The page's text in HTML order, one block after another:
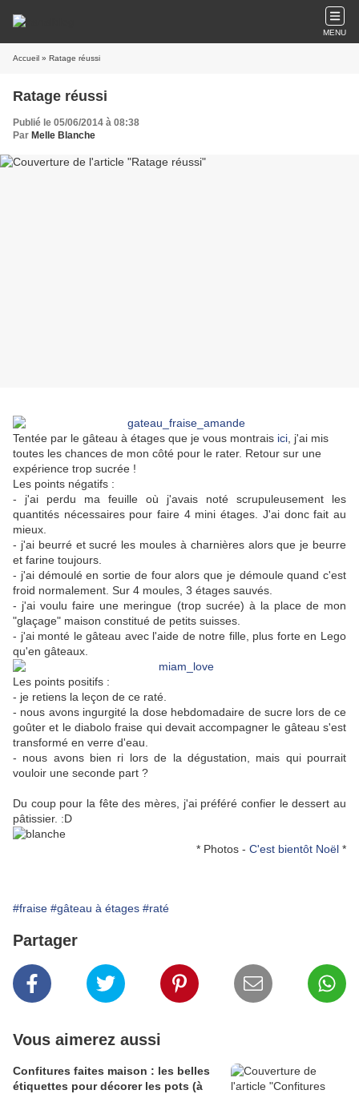
MENU
Accueil » Ratage réussi
Ratage réussi
Publié le 05/06/2014 à 08:38
Par Melle Blanche
Tentée par le gâteau à étages que je vous montrais ici , j'ai mis
toutes les chances de mon côté pour le rater. Retour sur une
expérience trop sucrée !
Les points négatifs :
- j'ai perdu ma feuille où j'avais noté scrupuleusement les
quantités nécessaires pour faire 4 mini étages. J'ai donc fait au
mieux.
- j'ai beurré et sucré les moules à charnières alors que je beurre
et farine toujours.
- j'ai démoulé en sortie de four alors que je démoule quand c'est
froid normalement. Sur 4 moules, 3 étages sauvés.
- j'ai voulu faire une meringue (trop sucrée) à la place de mon
"glaçage" maison constitué de petits suisses.
- j'ai monté le gâteau avec l'aide de notre fille, plus forte en Lego
qu'en gâteaux.
Les points positifs :
- je retiens la leçon de ce raté.
- nous avons ingurgité la dose hebdomadaire de sucre lors de ce
goûter et le diabolo fraise qui devait accompagner le gâteau s'est
transformé en verre d'eau.
- nous avons bien ri lors de la dégustation, mais qui pourrait
vouloir une seconde part ?
Du coup pour la fête des mères, j'ai préféré confier le dessert au
pâtissier. :D
* Photos - C'est bientôt Noël *
#fraise #gâteau à étages #raté
Partager
Vous aimerez aussi
Confitures faites maison : les belles
étiquettes pour décorer les pots (à